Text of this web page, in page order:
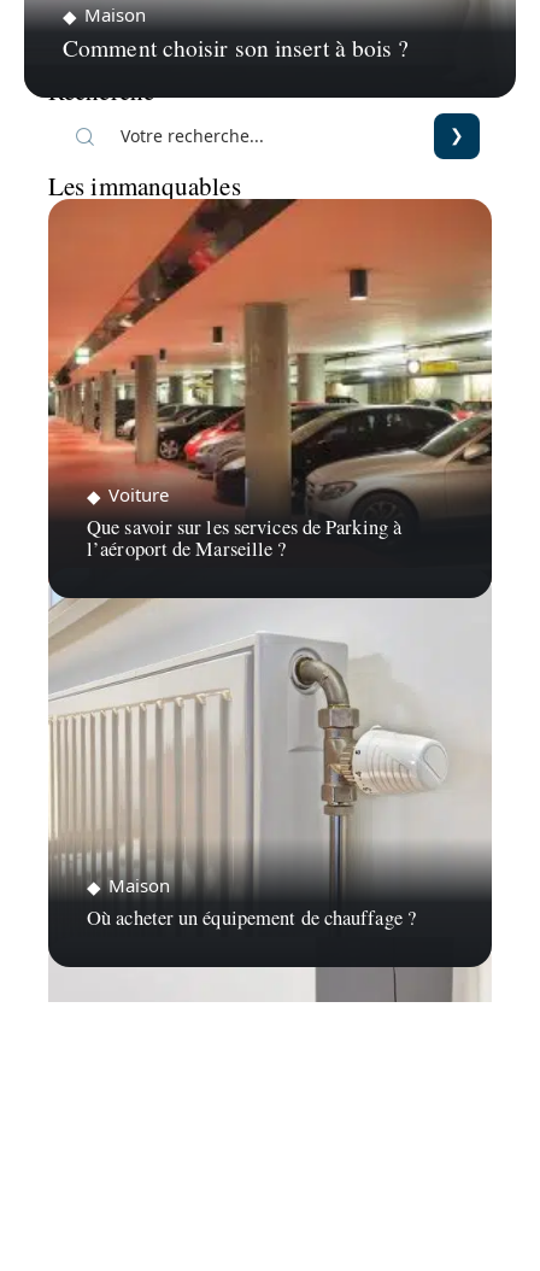
Maison
Comment choisir son insert à bois ?
Recherche
Les immanquables
Voiture
Que savoir sur les services de Parking à
l’aéroport de Marseille ?
Maison
Où acheter un équipement de chauffage ?